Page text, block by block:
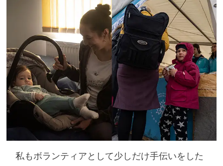
私もボランティアとして少しだけ手伝いをした